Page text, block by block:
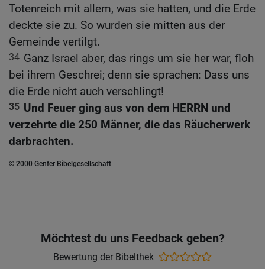
Totenreich mit allem, was sie hatten, und die Erde
deckte sie zu. So wurden sie mitten aus der
Gemeinde vertilgt.
34 Ganz Israel aber, das rings um sie her war, floh
bei ihrem Geschrei; denn sie sprachen: Dass uns
die Erde nicht auch verschlingt!
35 Und Feuer ging aus von dem HERRN und
verzehrte die 250 Männer, die das Räucherwerk
darbrachten.
© 2000 Genfer Bibelgesellschaft
Möchtest du uns Feedback geben?
Bewertung der Bibelthek